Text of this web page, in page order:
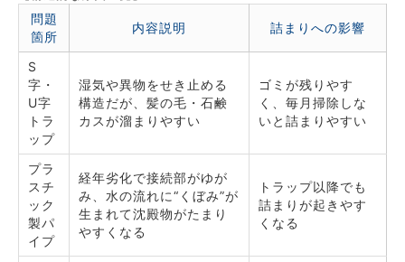
問題
箇所
内容説明 詰まりへの影響
S
字・
U字
トラ
ップ
湿気や異物をせき止める
構造だが、髪の毛・石鹸
カスが溜まりやすい
ゴミが残りやす
く、毎月掃除しな
いと詰まりやすい
プラ
スチ
ック
製パ
イプ
経年劣化で接続部がゆが
み、水の流れに“くぼみ”が
生まれて沈殿物がたまり
やすくなる
トラップ以降でも
詰まりが起きやす
くなる